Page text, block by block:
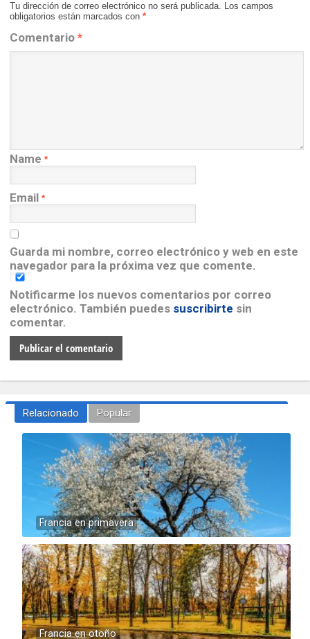
Tu dirección de correo electrónico no será publicada. Los campos
obligatorios están marcados con *
Comentario *
Name *
Email *
Guarda mi nombre, correo electrónico y web en este
navegador para la próxima vez que comente.
Notificarme los nuevos comentarios por correo
electrónico. También puedes suscribirte sin
comentar.
Relacionado Popular
Francia en primavera
Francia en otoño